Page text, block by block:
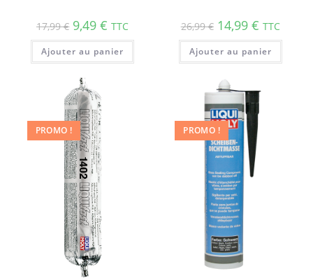
17,99€ 9,49€ TTC
Ajouter au panier
26,99€ 14,99 € TTC
Ajouter au panier
PROMO ! PROMO !